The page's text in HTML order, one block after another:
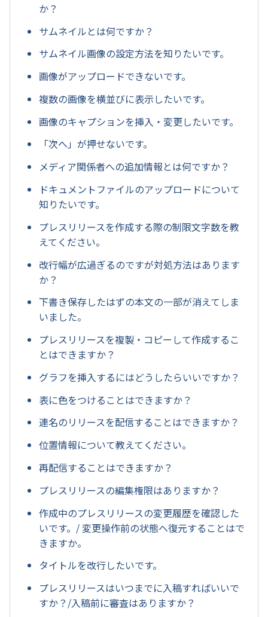
か？
サムネイルとは何ですか？
サムネイル画像の設定方法を知りたいです。
画像がアップロードできないです。
複数の画像を横並びに表示したいです。
画像のキャプションを挿入・変更したいです。
「次へ」が押せないです。
メディア関係者への追加情報とは何ですか？
ドキュメントファイルのアップロードについて
知りたいです。
プレスリリースを作成する際の制限文字数を教
えてください。
改行幅が広過ぎるのですが対処方法はあります
か？
下書き保存したはずの本文の一部が消えてしま
いました。
プレスリリースを複製・コピーして作成するこ
とはできますか？
グラフを挿入するにはどうしたらいいですか？
表に色をつけることはできますか？
連名のリリースを配信することはできますか？
位置情報について教えてください。
再配信することはできますか？
プレスリリースの編集権限はありますか？
作成中のプレスリリースの変更履歴を確認した
いです。/ 変更操作前の状態へ復元することはで
きますか。
タイトルを改行したいです。
プレスリリースはいつまでに入稿すればいいで
すか？/入稿前に審査はありますか？